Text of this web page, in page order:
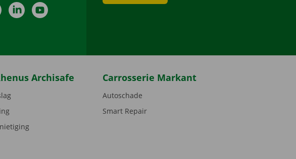
InstagramLinkedInYouTube
Archisafe Carrosserie Markant
Autoschade
Smart Repair